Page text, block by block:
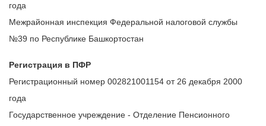
года
Межрайонная инспекция Федеральной налоговой службы
№39 по Республике Башкортостан
Регистрация в ПФР
Регистрационный номер 002821001154 от 26 декабря 2000
года
Государственное учреждение - Отделение Пенсионного